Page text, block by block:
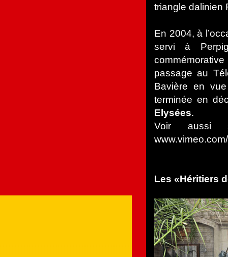
triangle dalinien
En 2004, à
servi à
passage au
Bavière en
terminée en
Elysées.
Voir aussi
Les «Héritiers